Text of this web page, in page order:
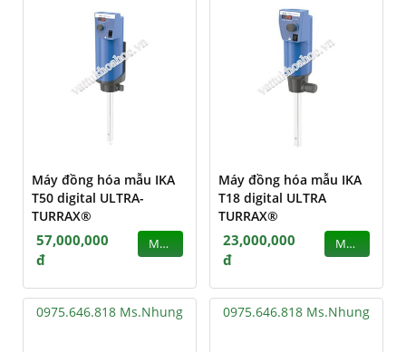
Máy đồng hóa mẫu IKA
T50 digital ULTRA-
TURRAX®
57,000,000
đ
MUA
Máy đồng hóa mẫu IKA
T18 digital ULTRA
TURRAX®
23,000,000
đ
MUA
0975.646.818 Ms.Nhung 0975.646.818 Ms.Nhung